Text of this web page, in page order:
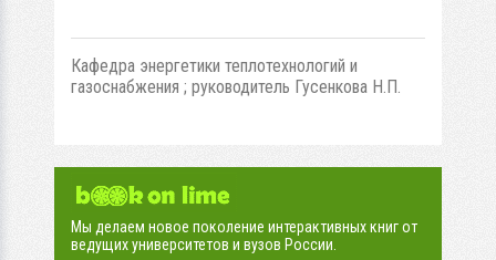
Кафедра энергетики теплотехнологий и
газоснабжения ; руководитель Гусенкова Н.П.
Мы делаем новое поколение интерактивных книг от
ведущих университетов и вузов России.